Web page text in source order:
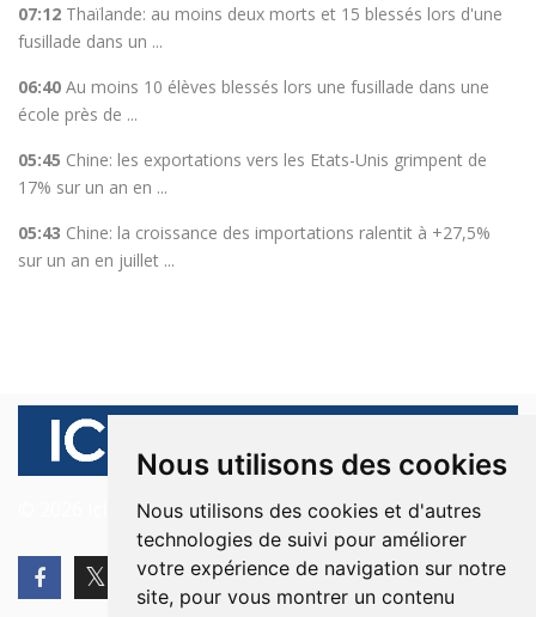
Nous utilisons des cookies
Nous utilisons des cookies et d'autres
technologies de suivi pour améliorer
votre expérience de navigation sur notre
site, pour vous montrer un contenu
07:12 Thaïlande: au moins deux morts et 15 blessés lors d'une
fusillade dans un ...
06:40 Au moins 10 élèves blessés lors une fusillade dans une
école près de ...
05:45 Chine: les exportations vers les Etats-Unis grimpent de
17% sur un an en ...
05:43 Chine: la croissance des importations ralentit à +27,5%
sur un an en juillet ...
© 2026 Ici Beyrouth. Tous les droits sont réservés.